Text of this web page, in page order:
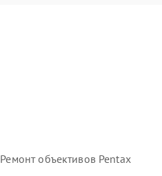
Ремонт объективов Pentax